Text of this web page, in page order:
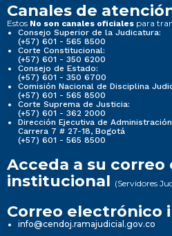
Canales de
Estos No son canales oficiales para
Consejo Superior de la Judicatura:
(+57) 601 - 565 8500
Corte Constitucional:
(+57) 601 - 350 6200
Consejo de Estado:
(+57) 601 - 350 6700
Comisión Nacional de Disciplina
(+57) 601 - 565 8500
Corte Suprema de Justicia:
(+57) 601 - 362 2000
Dirección Ejecutiva de
Carrera 7 # 27-18, Bogotá
(+57) 601 - 565 8500
Acceda a su
institucional (Servidores
Correo electrónico
info@cendoj.ramajudicial.gov.co